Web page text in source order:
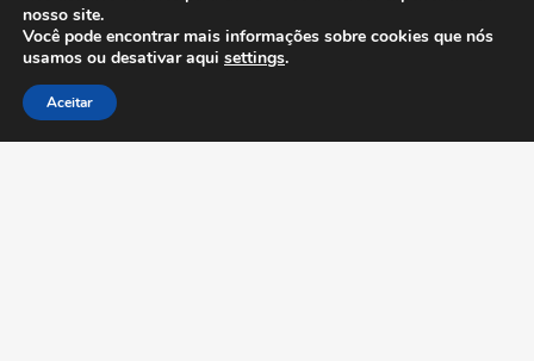
Anuncie Grátis
nosso site.
Você pode encontrar mais informações sobre cookies que nós
usamos ou desativar aqui settings.
Aceitar